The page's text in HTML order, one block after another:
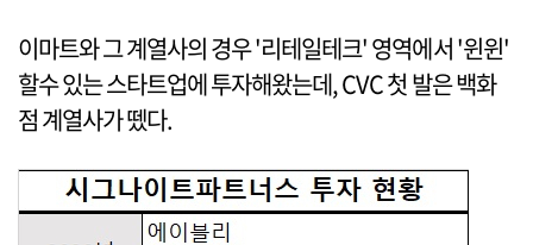
이마트와 그 계열사의 경우 '리테일테크' 영역에서 '윈윈'
할수 있는 스타트업에 투자해왔는데, CVC 첫 발은 백화
점 계열사가 뗐다.